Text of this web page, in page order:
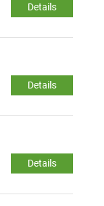
Details
Details
Details